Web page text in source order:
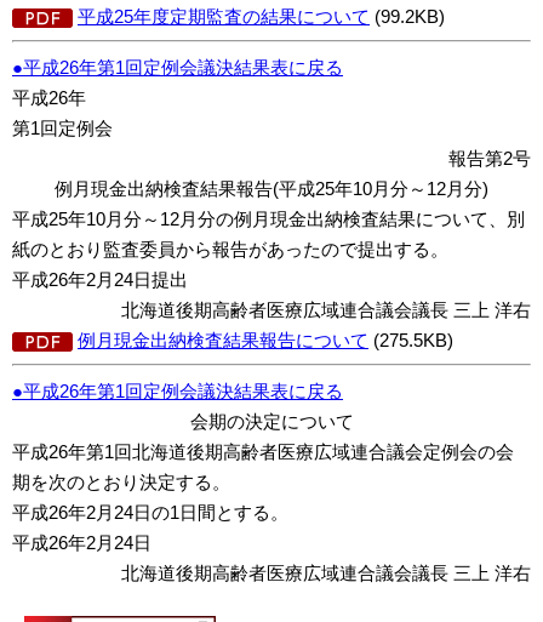
平成25年度定期監査の結果について (99.2KB)
●平成26年第1回定例会議決結果表に戻る
平成26年
第1回定例会
報告第2号
例月現金出納検査結果報告(平成25年10月分～12月分)
平成25年10月分～12月分の例月現金出納検査結果について、別
紙のとおり監査委員から報告があったので提出する。
平成26年2月24日提出
北海道後期高齢者医療広域連合議会議長 三上 洋右
例月現金出納検査結果報告について (275.5KB)
●平成26年第1回定例会議決結果表に戻る
会期の決定について
平成26年第1回北海道後期高齢者医療広域連合議会定例会の会
期を次のとおり決定する。
平成26年2月24日の1日間とする。
平成26年2月24日
北海道後期高齢者医療広域連合議会議長 三上 洋右